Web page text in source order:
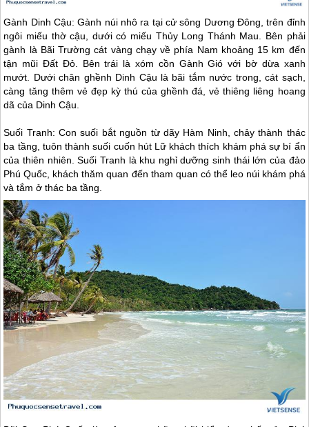
Gành Dinh Cậu: Gành núi nhô ra tại cử sông Dương Đông, trên đỉnh
ngôi miếu thờ cậu, dưới có miếu Thủy Long Thánh Mau. Bên phải
gành là Bãi Trường cát vàng chạy về phía Nam khoảng 15 km đến
tận mũi Đất Đỏ. Bên trái là xóm cồn Gành Gió với bờ dừa xanh
mướt. Dưới chân ghềnh Dinh Cậu là bãi tắm nước trong, cát sạch,
càng tăng thêm vẻ đẹp kỳ thú của ghềnh đá, vẻ thiêng liêng hoang
dã của Dinh Cậu.
Suối Tranh: Con suối bắt nguồn từ dãy Hàm Ninh, chảy thành thác
ba tầng, tuôn thành suối cuốn hút Lữ khách thích khám phá sự bí ẩn
của thiên nhiên. Suối Tranh là khu nghỉ dưỡng sinh thái lớn của đảo
Phú Quốc, khách thăm quan đến tham quan có thể leo núi khám phá
và tắm ở thác ba tầng.